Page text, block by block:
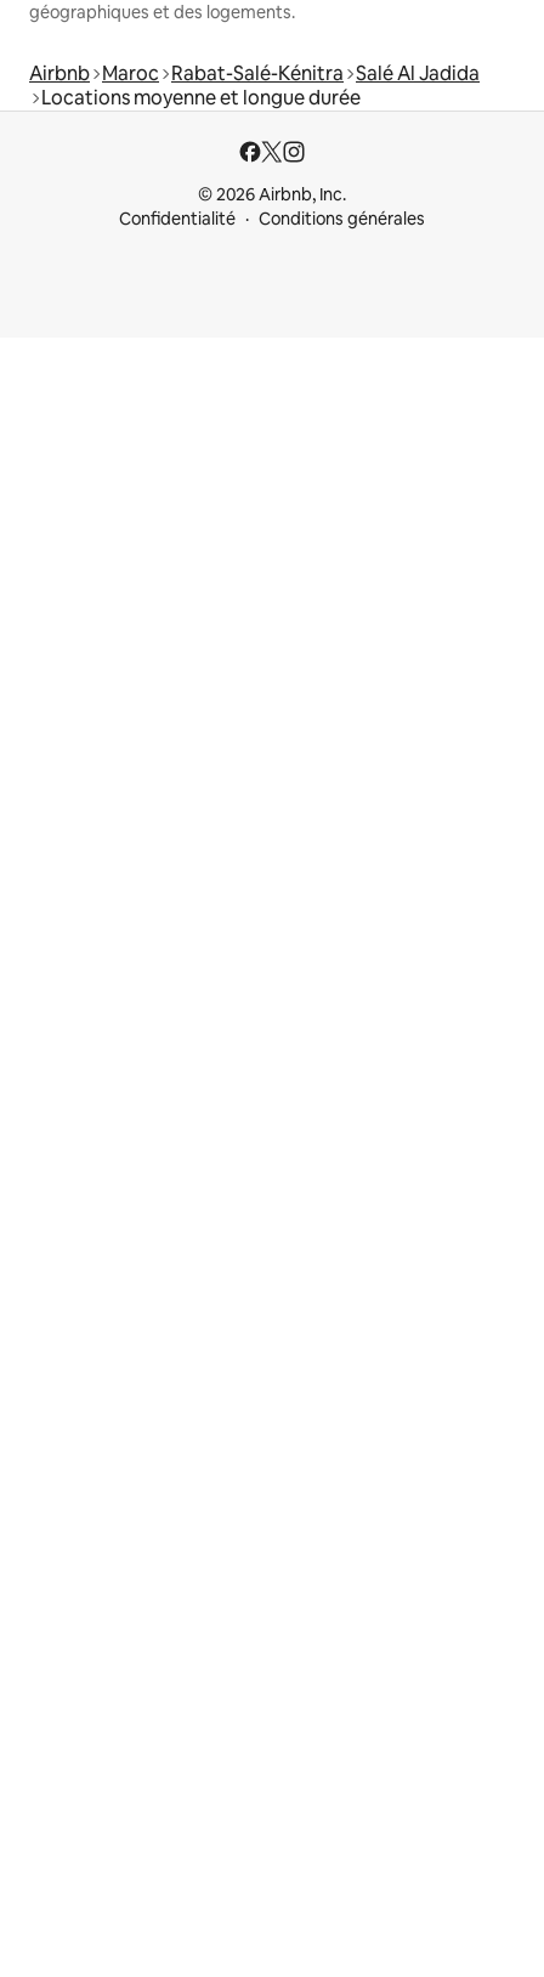
géographiques et des logements.
Airbnb Maroc Rabat-Salé-Kénitra Salé Al Jadida
Locations moyenne et longue durée
© 2026 Airbnb, Inc.
Confidentialité
Conditions générales